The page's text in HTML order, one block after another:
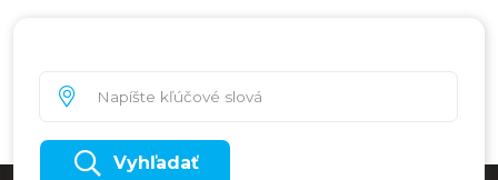
Vyhľadať